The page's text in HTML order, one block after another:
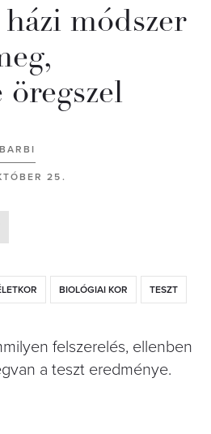
módszer
25.
BIOLÓGIAI KOR TESZT
felszerelés, ellenben
a teszt eredménye.